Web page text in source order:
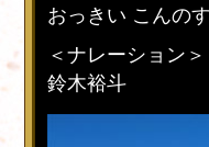
おっきい こんの
＜ナレーション＞
鈴木裕斗